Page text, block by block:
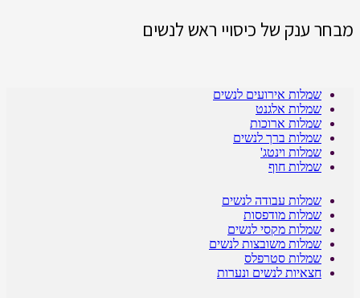
מבחר ענק של כיסויי ראש לנשים
שמלות אירועים לנשים
שמלות אלגנט
שמלות ארוכות
שמלות ברך לנשים
שמלות וינטג'
שמלות חוף
שמלות עבודה לנשים
שמלות מודפסות
שמלות מקסי לנשים
שמלות משובצות לנשים
שמלות סטרפלס
חצאיות לנשים ונערות